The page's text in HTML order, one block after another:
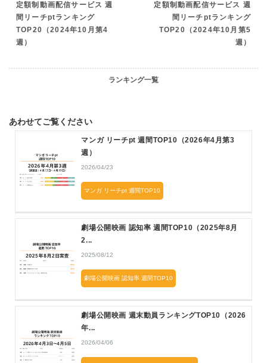
定額制動画配信サービス 週
間リーチptランキング
TOP20（2024年10月第4
週）
定額制動画配信サービス 週
間リーチptランキング
TOP20（2024年10月第5
週）
ランキング一覧
あわせてご覧ください
マンガ リーチpt 週間TOP10（2026年4月第3
週）
2026/04/23
マンガ リーチpt 週間TOP10
劇場公開映画 認知率 週間TOP10（2025年8月
2...
2025/08/12
劇場公開映画 認知率 週間TOP10
劇場公開映画 週末動員ランキングTOP10（2026
年...
2026/04/06